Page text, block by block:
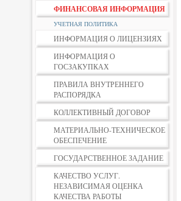
ФИНАНСОВАЯ ИНФОРМАЦИЯ
УЧЕТНАЯ ПОЛИТИКА
ИНФОРМАЦИЯ О ЛИЦЕНЗИЯХ
ИНФОРМАЦИЯ О
ГОСЗАКУПКАХ
ПРАВИЛА ВНУТРЕННЕГО
РАСПОРЯДКА
КОЛЛЕКТИВНЫЙ ДОГОВОР
МАТЕРИАЛЬНО-ТЕХНИЧЕСКОЕ
ОБЕСПЕЧЕНИЕ
ГОСУДАРСТВЕННОЕ ЗАДАНИЕ
КАЧЕСТВО УСЛУГ.
НЕЗАВИСИМАЯ ОЦЕНКА
КАЧЕСТВА РАБОТЫ